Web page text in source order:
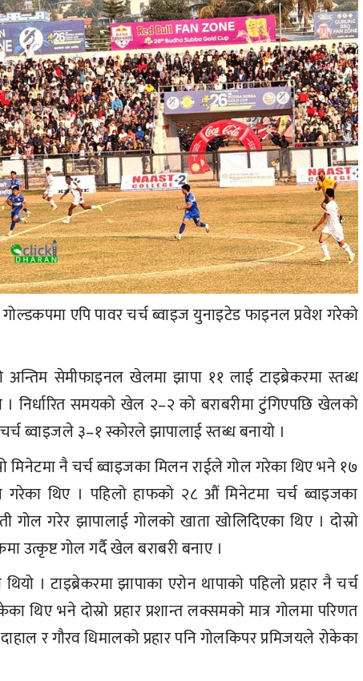
गोल्डकपमा एपि पावर चर्च ब्वाइज युनाइटेड फाइनल प्रवेश गरेको
अन्तिम सेमीफाइनल खेलमा झापा ११ लाई टाइब्रेकरमा स्तब्ध
निर्धारित समयको खेल २–२ को बराबरीमा टुंगिएपछि खेलको
ब्वाइजले ३–१ स्कोरले झापालाई स्तब्ध बनायो ।
मिनेटमा नै चर्च ब्वाइजका मिलन राईले गोल गरेका थिए भने १७
थिए । पहिलो हाफको २८ औं मिनेटमा चर्च ब्वाइजका
गरेर झापालाई गोलको खाता खोलिदिएका थिए । दोस्रो
उत्कृष्ट गोल गर्दै खेल बराबरी बनाए ।
। टाइब्रेकरमा झापाका एरोन थापाको पहिलो प्रहार नै चर्च
थिए भने दोस्रो प्रहार प्रशान्त लक्समको मात्र गोलमा परिणत
र गौरव धिमालको प्रहार पनि गोलकिपर प्रमिजयले रोकेका